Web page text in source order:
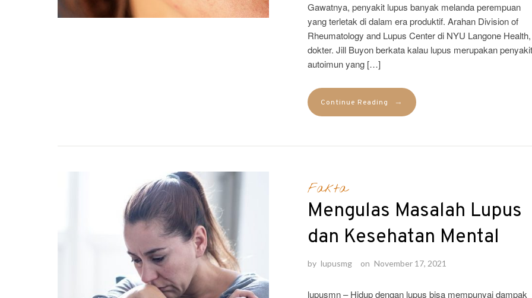
Gawatnya, penyakit lupus banyak melanda perempuan
yang terletak di dalam era produktif. Arahan Division of
Rheumatology and Lupus Center di NYU Langone Health,
dokter. Jill Buyon berkata kalau lupus merupakan penyakit
autoimun yang […]
Continue Reading →
Fakta
Mengulas Masalah Lupus
dan Kesehatan Mental
by lupusmg on November 17, 2021
lupusmn – Hidup dengan lupus bisa mempunyai dampak